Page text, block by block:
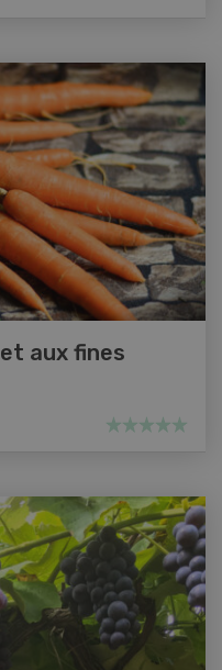
aux fines